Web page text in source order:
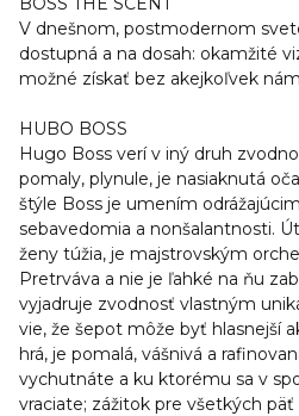
V dnešnom, postmodernom
dostupná a na dosah: okamžité
možné získať bez akejkoľvek
HUBO BOSS
Hugo Boss verí v iný druh
pomaly, plynule, je nasiaknutá
štýle Boss je umením
sebavedomia a nonšalantnosti.
ženy túžia, je majstrovským
Pretrváva a nie je ľahké na ňu
vyjadruje zvodnosť vlastným
vie, že šepot môže byť hlasnejší
hrá, je pomalá, vášnivá a
vychutnáte a ku ktorému sa v
vraciate; zážitok pre všetkých